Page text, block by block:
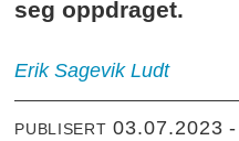
seg oppdraget.
Erik Sagevik Ludt
PUBLISERT 03.07.2023